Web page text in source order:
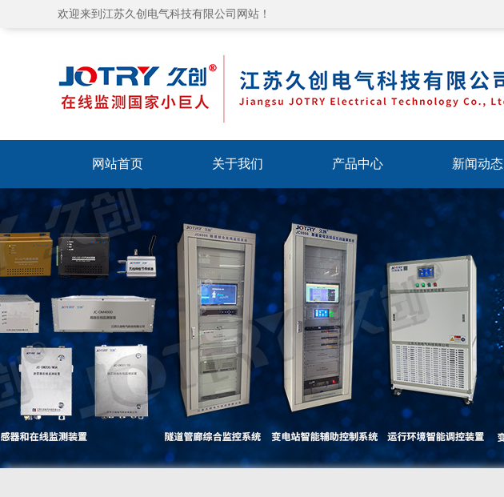
欢迎来到江苏久创电气科技有限公司网站！
网站首页 关于我们 产品中心 新闻动态